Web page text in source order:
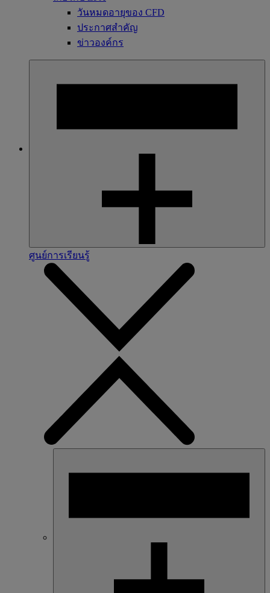
วันหมดอายุของ CFD
ประกาศสำคัญ
ข่าวองค์กร
ศูนย์การเรียนรู้